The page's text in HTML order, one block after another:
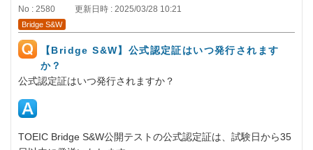
No : 2580 更新日時 : 2025/03/28 10:21
Bridge S&W
【Bridge S&W】公式認定証はいつ発行されます
か？
公式認定証はいつ発行されますか？
TOEIC Bridge S&W公開テストの公式認定証は、試験日から35